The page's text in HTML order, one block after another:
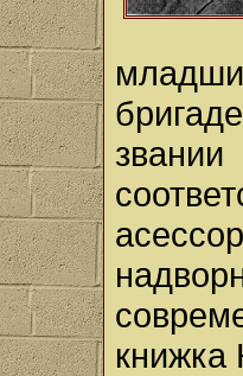
книжка